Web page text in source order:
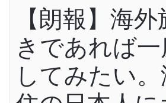
【朗報】海
きであれば
してみたい